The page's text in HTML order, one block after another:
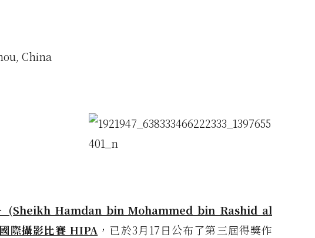
China
(Sheikh Hamdan bin Mohammed bin Rashid al
國際攝影比賽 HIPA ，已於3月17日公布了第三屆得獎作